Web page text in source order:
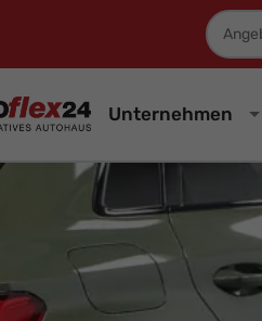
Unternehmen